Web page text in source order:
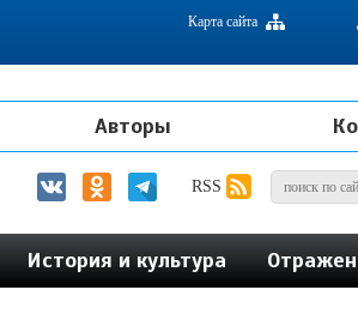
Карта сайта
Авторы
RSS
История и культура